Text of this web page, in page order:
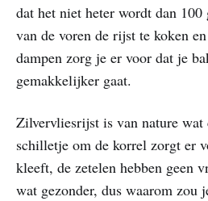
dat het niet heter wordt dan 100
van de voren de rijst te koken
dampen zorg je er voor dat je
gemakkelijker gaat.
Zilvervliesrijst is van nature wat
schilletje om de korrel zorgt er
kleeft, de zetelen hebben geen
wat gezonder, dus waarom zou